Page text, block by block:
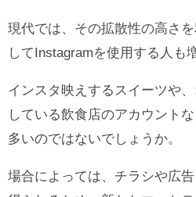
現代では、その拡散性の高さ
してInstagramを使用する人も
インスタ映えするスイーツや
している飲食店のアカウント
多いのではないでしょうか。
場合によっては、チラシや広